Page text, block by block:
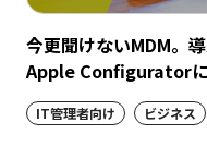
今更聞けないMDM。
Apple Configuratorに
IT管理者向け ビジネス